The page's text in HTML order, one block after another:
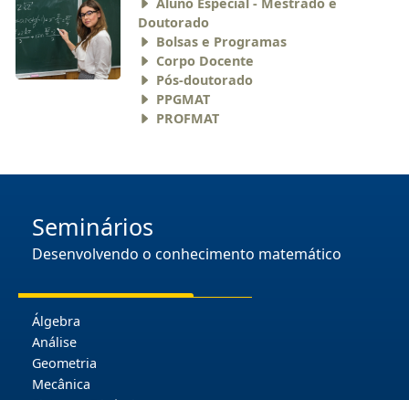
Aluno Especial - Mestrado e
Doutorado
Bolsas e Programas
Corpo Docente
Pós-doutorado
PPGMAT
PROFMAT
Seminários
Desenvolvendo o conhecimento matemático
Álgebra
Análise
Geometria
Mecânica